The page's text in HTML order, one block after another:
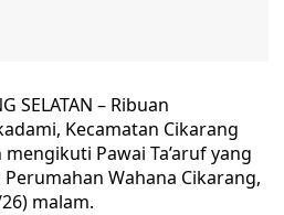
SELATAN – Ribuan
Kecamatan Cikarang
Pawai Ta’aruf yang
Wahana Cikarang,
malam.